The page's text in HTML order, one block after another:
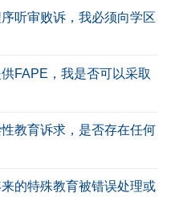
听审败诉，我必须向学区
FAPE，我是否可以采取
教育诉求，是否存在任何
的特殊教育被错误处理或